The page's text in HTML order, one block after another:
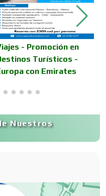
- Promoción en
Turísticos -
con Emirates
Nuestros